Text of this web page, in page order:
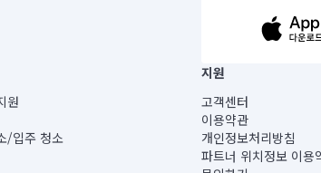
14-5-00019 |
) |
) B동 5층
소
원
/입주 청소
지원
고객센터
이용약관
개인정보처리방침
파트너 위치정보 이용